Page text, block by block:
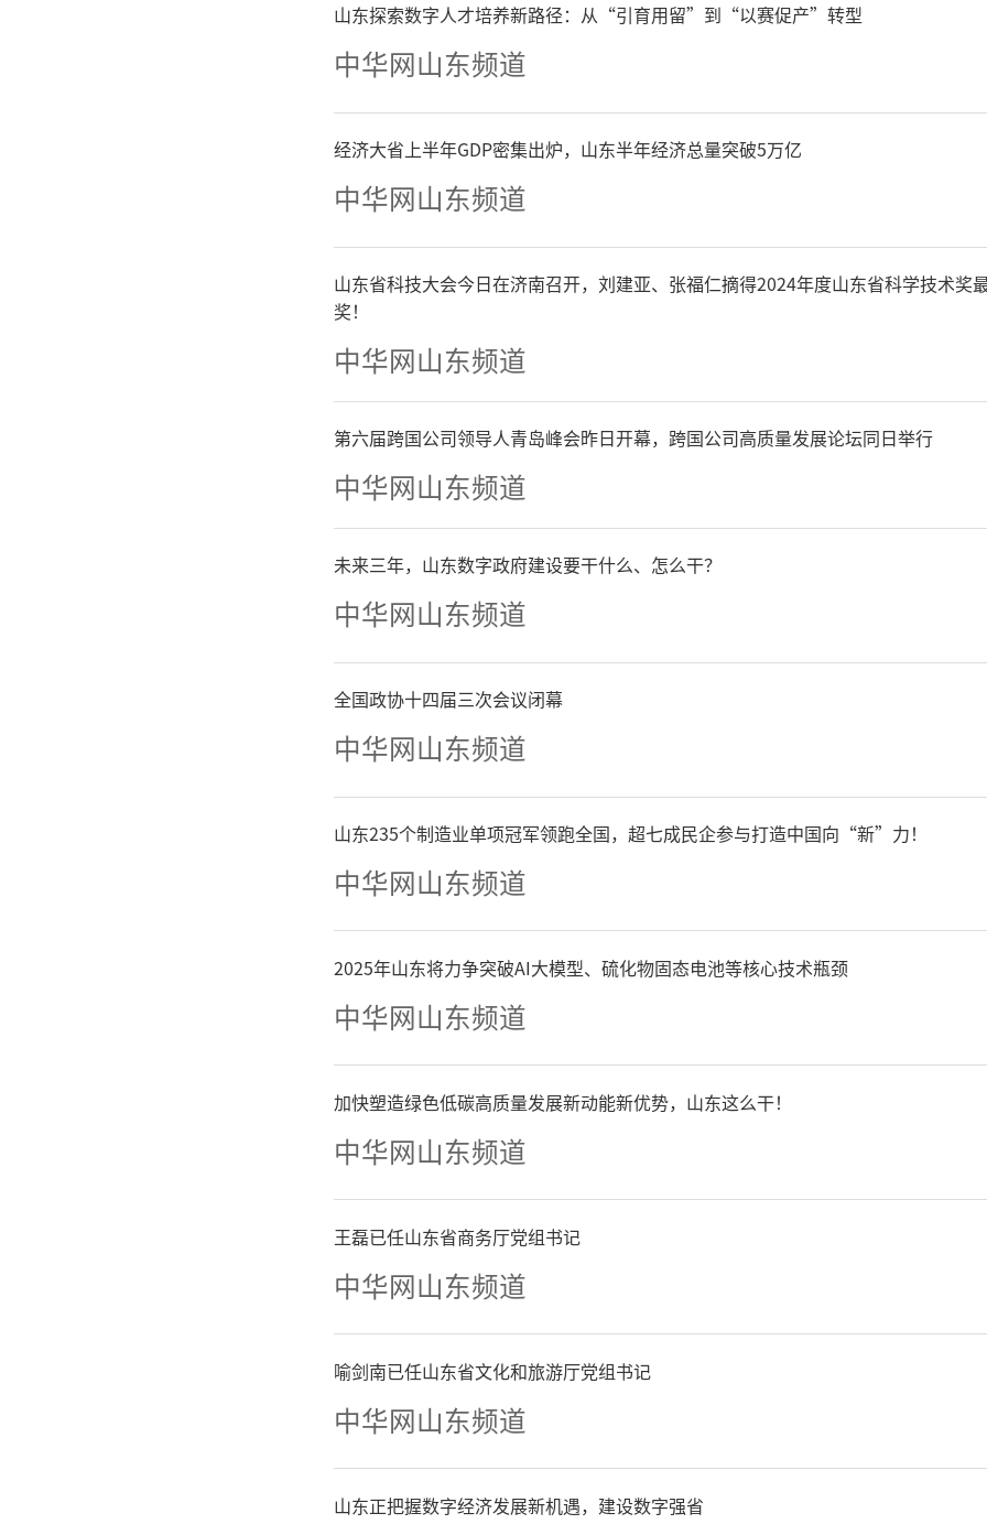
育支出供养了占全省约12%的学生。据
数据反映，2012年-2021年全市一般公
入为1960.58亿元、一般公共预算支出
亿元，其中全市教育支出953.7亿元
占同期一般公共预算收入48.64%、
预算支出20.22%，也就是说，菏泽
0%的地方财政收入、20%以上地方
用于支持教育事业发展。2015-
五”期间，菏泽一般公共预算教育投
0.88亿元，教育支出由2015年的80.61
到2020年的128.39亿元，增加47.79亿
59.29%，年均增长9.76%。2021年
出127.64亿元（含部门单位未支出的
135.3亿元），比十年前的2012年的
增加72.67亿元，增长132.2%，年
9%。除加大一般公共预算教育投入外
用政府性基金特别是土地出让投入、解
问题政策性融资、新增政府债券安排
债券、以土地换资产委托国企代建、
产置换、社会投资等方式，着力支持
展，初步统计，仅“十三五”期间全
渠道投资教育约500亿元，与本期间
预算投入大体相当，“十三五”期间全
育投入达到1000亿元以上。
山东探索数字人才培养新路径：从“引育用留”到“以赛促产”转型
中华网山东频道
经济大省上半年GDP密集出炉，山东半年经济总量突破5万亿
中华网山东频道
山东省科技大会今日在济南召开，刘建亚、张福仁摘得2024年度山东省科学技术奖
奖！
中华网山东频道
第六届跨国公司领导人青岛峰会昨日开幕，跨国公司高质量发展论坛同日举行
中华网山东频道
未来三年，山东数字政府建设要干什么、怎么干？
中华网山东频道
全国政协十四届三次会议闭幕
中华网山东频道
山东235个制造业单项冠军领跑全国，超七成民企参与打造中国向“新”力！
中华网山东频道
2025年山东将力争突破AI大模型、硫化物固态电池等核心技术瓶颈
中华网山东频道
加快塑造绿色低碳高质量发展新动能新优势，山东这么干！
中华网山东频道
王磊已任山东省商务厅党组书记
中华网山东频道
喻剑南已任山东省文化和旅游厅党组书记
中华网山东频道
山东正把握数字经济发展新机遇，建设数字强省